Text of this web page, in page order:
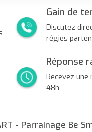
Gain de
Discutez
régies
Réponse
Recevez
48h
- Parrainage Be